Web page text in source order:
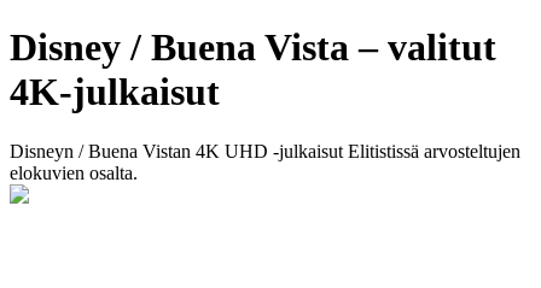
Disney / Buena Vista – valitut
4K-julkaisut
Disneyn / Buena Vistan 4K UHD -julkaisut Elitistissä arvosteltujen
elokuvien osalta.